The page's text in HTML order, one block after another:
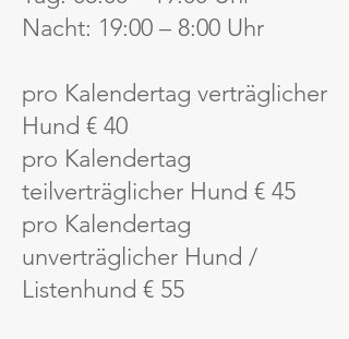
Nacht: 19:00 – 8:00 Uhr
pro Kalendertag verträglicher
Hund € 40
pro Kalendertag
teilverträglicher Hund € 45
pro Kalendertag
unverträglicher Hund /
Listenhund € 55